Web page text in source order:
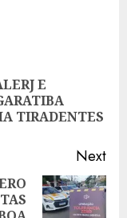
E
TIRADENTES
Next